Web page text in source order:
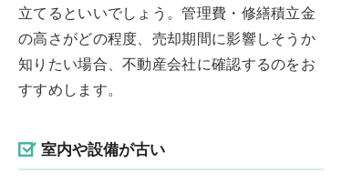
立てるといいでしょう。管理費・修繕積立金
の高さがどの程度、売却期間に影響しそうか
知りたい場合、不動産会社に確認するのをお
すすめします。
室内や設備が古い